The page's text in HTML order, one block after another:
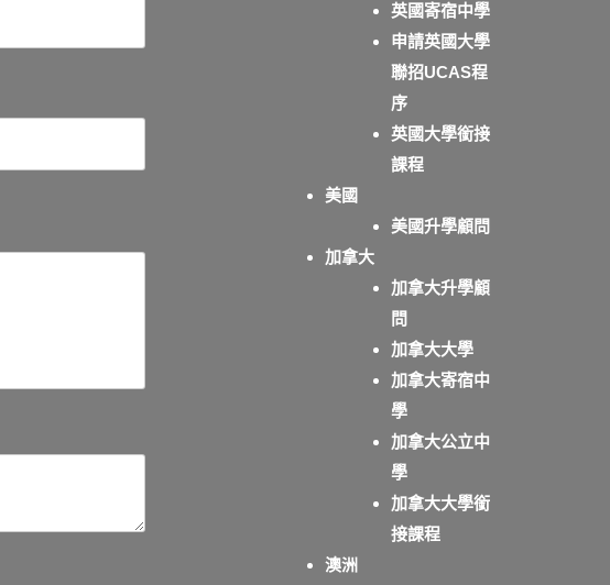
英國寄宿中學
申請英國大學
聯招UCAS程
序
英國大學銜接
課程
美國
美國升學顧問
加拿大
加拿大升學顧
問
加拿大大學
加拿大寄宿中
學
加拿大公立中
學
加拿大大學銜
接課程
澳洲